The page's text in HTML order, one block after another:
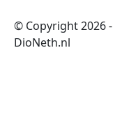
© Copyright 2026 -
DioNeth.nl